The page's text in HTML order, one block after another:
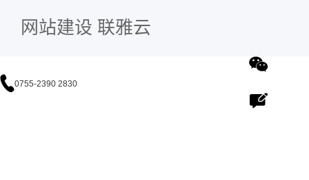
网站建设 联雅云
0755-2390 2830